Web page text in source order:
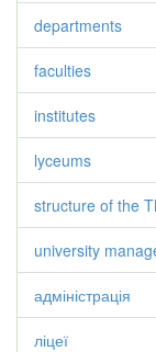
departments
faculties
institutes
lyceums
structure of the
university
адміністрація
ліцеї